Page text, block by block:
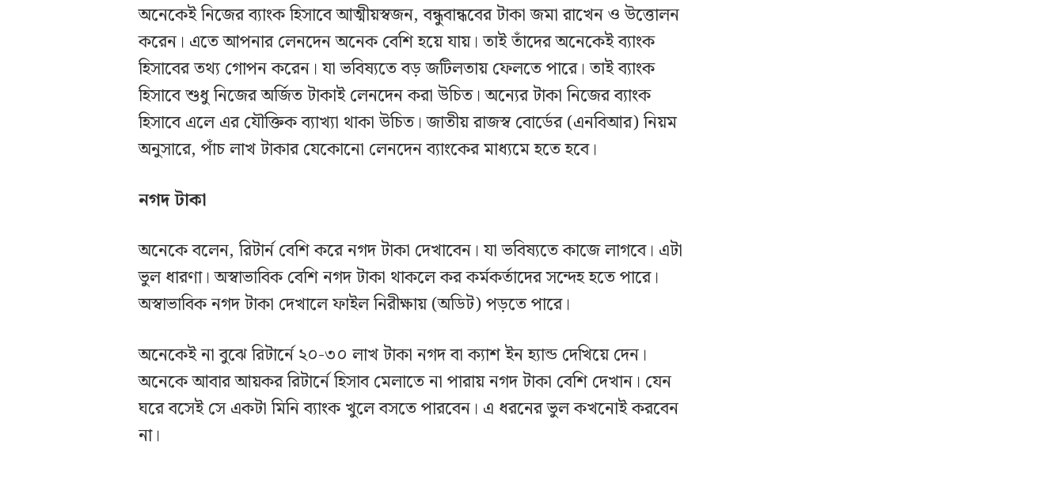
অনেকেই নিজের ব্যাংক হিসাবে আত্মীয়স্বজন, বন্ধুবান্ধবের টাকা জমা রাখেন ও উত্তোলন
করেন। এতে আপনার লেনদেন অনেক বেশি হয়ে যায়। তাই তাঁদের অনেকেই ব্যাংক
হিসাবের তথ্য গোপন করেন। যা ভবিষ্যতে বড় জটিলতায় ফেলতে পারে। তাই ব্যাংক
হিসাবে শুধু নিজের অর্জিত টাকাই লেনদেন করা উচিত। অন্যের টাকা নিজের ব্যাংক
হিসাবে এলে এর যৌক্তিক ব্যাখ্যা থাকা উচিত। জাতীয় রাজস্ব বোর্ডের (এনবিআর) নিয়ম
অনুসারে, পাঁচ লাখ টাকার যেকোনো লেনদেন ব্যাংকের মাধ্যমে হতে হবে।
নগদ টাকা
অনেকে বলেন, রিটার্ন বেশি করে নগদ টাকা দেখাবেন। যা ভবিষ্যতে কাজে লাগবে। এটা
ভুল ধারণা। অস্বাভাবিক বেশি নগদ টাকা থাকলে কর কর্মকর্তাদের সন্দেহ হতে পারে।
অস্বাভাবিক নগদ টাকা দেখালে ফাইল নিরীক্ষায় (অডিট) পড়তে পারে।
অনেকেই না বুঝে রিটার্নে ২০-৩০ লাখ টাকা নগদ বা ক্যাশ ইন হ্যান্ড দেখিয়ে দেন।
অনেকে আবার আয়কর রিটার্নে হিসাব মেলাতে না পারায় নগদ টাকা বেশি দেখান। যেন
ঘরে বসেই সে একটা মিনি ব্যাংক খুলে বসতে পারবেন। এ ধরনের ভুল কখনোই করবেন
না।